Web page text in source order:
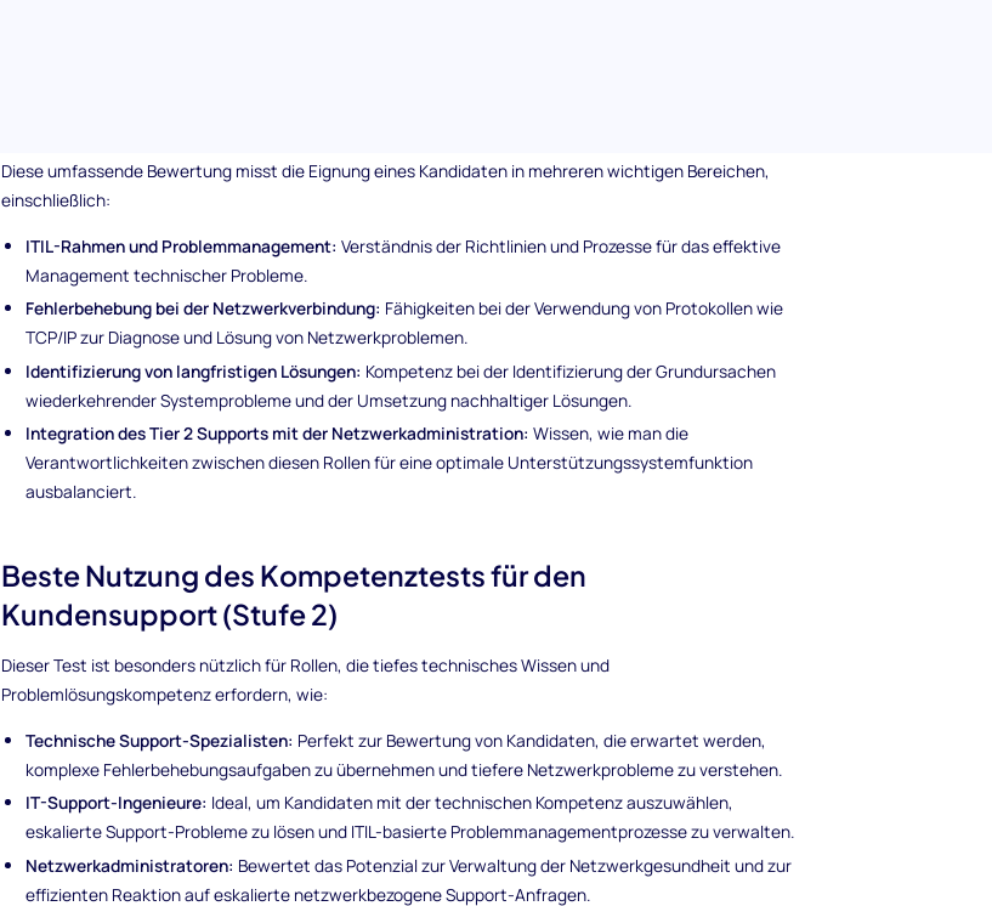
Diese umfassende Bewertung misst die Eignung eines Kandidaten in mehreren wichtigen Bereichen,
einschließlich:
ITIL-Rahmen und Problemmanagement: Verständnis der Richtlinien und Prozesse für das effektive
Management technischer Probleme.
Fehlerbehebung bei der Netzwerkverbindung: Fähigkeiten bei der Verwendung von Protokollen wie
TCP/IP zur Diagnose und Lösung von Netzwerkproblemen.
Identifizierung von langfristigen Lösungen: Kompetenz bei der Identifizierung der Grundursachen
wiederkehrender Systemprobleme und der Umsetzung nachhaltiger Lösungen.
Integration des Tier 2 Supports mit der Netzwerkadministration: Wissen, wie man die
Verantwortlichkeiten zwischen diesen Rollen für eine optimale Unterstützungssystemfunktion
ausbalanciert.
Beste Nutzung des Kompetenztests für den
Kundensupport (Stufe 2)
Dieser Test ist besonders nützlich für Rollen, die tiefes technisches Wissen und
Problemlösungskompetenz erfordern, wie:
Technische Support-Spezialisten: Perfekt zur Bewertung von Kandidaten, die erwartet werden,
komplexe Fehlerbehebungsaufgaben zu übernehmen und tiefere Netzwerkprobleme zu verstehen.
IT-Support-Ingenieure: Ideal, um Kandidaten mit der technischen Kompetenz auszuwählen,
eskalierte Support-Probleme zu lösen und ITIL-basierte Problemmanagementprozesse zu verwalten.
Netzwerkadministratoren: Bewertet das Potenzial zur Verwaltung der Netzwerkgesundheit und zur
effizienten Reaktion auf eskalierte netzwerkbezogene Support-Anfragen.